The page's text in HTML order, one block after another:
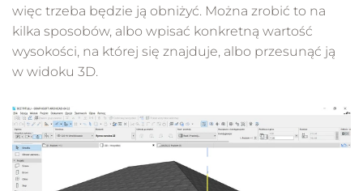
więc trzeba będzie ją obniżyć. Można zrobić to na
kilka sposobów, albo wpisać konkretną wartość
wysokości, na której się znajduje, albo przesunąć ją
w widoku 3D.